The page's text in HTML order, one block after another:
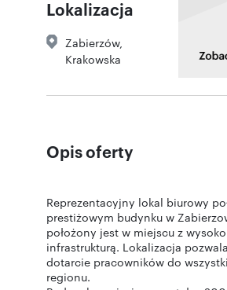
Lokalizacja
Zabierzów,
Krakowska
Opis oferty
Reprezentacyjny lokal biurowy
prestiżowym budynku w
położony jest w miejscu z
infrastrukturą. Lokalizacja
dotarcie pracowników do
regionu.